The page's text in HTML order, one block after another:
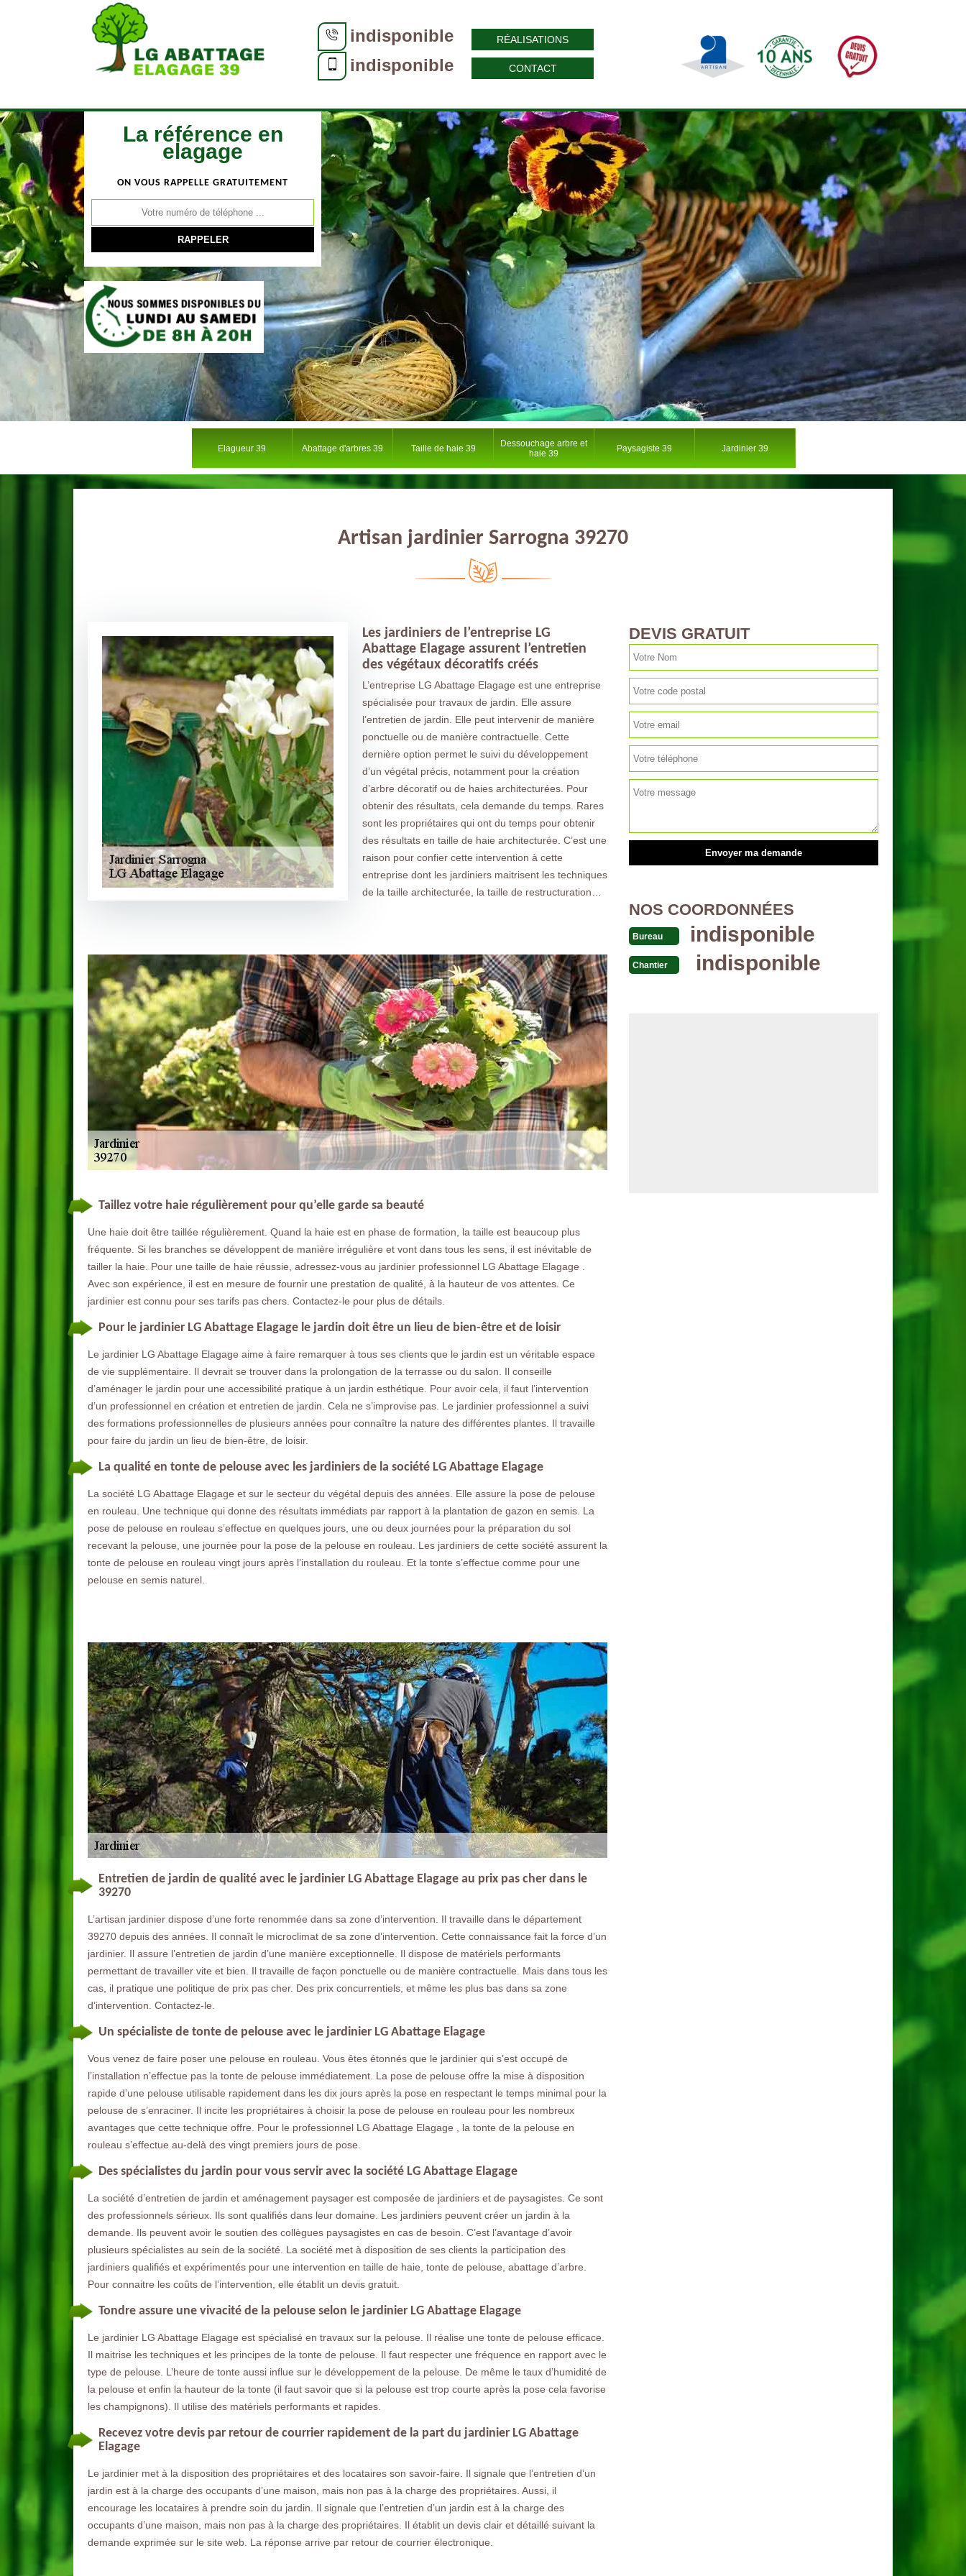
indisponible
indisponible
RÉALISATIONS
CONTACT
La référence en
elagage
ON VOUS RAPPELLE GRATUITEMENT
Elagueur 39 Abattage d'arbres 39 Taille de haie 39
Dessouchage arbre et
haie 39
Paysagiste 39 Jardinier 39
Artisan jardinier Sarrogna 39270
Les jardiniers de l’entreprise LG
Abattage Elagage assurent l’entretien
des végétaux décoratifs créés
L’entreprise LG Abattage Elagage est une entreprise
spécialisée pour travaux de jardin. Elle assure
l’entretien de jardin. Elle peut intervenir de manière
ponctuelle ou de manière contractuelle. Cette
dernière option permet le suivi du développement
d’un végétal précis, notamment pour la création
d’arbre décoratif ou de haies architecturées. Pour
obtenir des résultats, cela demande du temps. Rares
sont les propriétaires qui ont du temps pour obtenir
des résultats en taille de haie architecturée. C’est une
raison pour confier cette intervention à cette
entreprise dont les jardiniers maitrisent les techniques
de la taille architecturée, la taille de restructuration…
Taillez votre haie régulièrement pour qu’elle garde sa beauté
Une haie doit être taillée régulièrement. Quand la haie est en phase de formation, la taille est beaucoup plus
fréquente. Si les branches se développent de manière irrégulière et vont dans tous les sens, il est inévitable de
tailler la haie. Pour une taille de haie réussie, adressez-vous au jardinier professionnel LG Abattage Elagage .
Avec son expérience, il est en mesure de fournir une prestation de qualité, à la hauteur de vos attentes. Ce
jardinier est connu pour ses tarifs pas chers. Contactez-le pour plus de détails.
Pour le jardinier LG Abattage Elagage le jardin doit être un lieu de bien-être et de loisir
Le jardinier LG Abattage Elagage aime à faire remarquer à tous ses clients que le jardin est un véritable espace
de vie supplémentaire. Il devrait se trouver dans la prolongation de la terrasse ou du salon. Il conseille
d’aménager le jardin pour une accessibilité pratique à un jardin esthétique. Pour avoir cela, il faut l’intervention
d’un professionnel en création et entretien de jardin. Cela ne s’improvise pas. Le jardinier professionnel a suivi
des formations professionnelles de plusieurs années pour connaître la nature des différentes plantes. Il travaille
pour faire du jardin un lieu de bien-être, de loisir.
La qualité en tonte de pelouse avec les jardiniers de la société LG Abattage Elagage
La société LG Abattage Elagage et sur le secteur du végétal depuis des années. Elle assure la pose de pelouse
en rouleau. Une technique qui donne des résultats immédiats par rapport à la plantation de gazon en semis. La
pose de pelouse en rouleau s’effectue en quelques jours, une ou deux journées pour la préparation du sol
recevant la pelouse, une journée pour la pose de la pelouse en rouleau. Les jardiniers de cette société assurent la
tonte de pelouse en rouleau vingt jours après l’installation du rouleau. Et la tonte s’effectue comme pour une
pelouse en semis naturel.
Entretien de jardin de qualité avec le jardinier LG Abattage Elagage au prix pas cher dans le
39270
L’artisan jardinier dispose d’une forte renommée dans sa zone d’intervention. Il travaille dans le département
39270 depuis des années. Il connaît le microclimat de sa zone d’intervention. Cette connaissance fait la force d’un
jardinier. Il assure l’entretien de jardin d’une manière exceptionnelle. Il dispose de matériels performants
permettant de travailler vite et bien. Il travaille de façon ponctuelle ou de manière contractuelle. Mais dans tous les
cas, il pratique une politique de prix pas cher. Des prix concurrentiels, et même les plus bas dans sa zone
d’intervention. Contactez-le.
Un spécialiste de tonte de pelouse avec le jardinier LG Abattage Elagage
Vous venez de faire poser une pelouse en rouleau. Vous êtes étonnés que le jardinier qui s’est occupé de
l’installation n’effectue pas la tonte de pelouse immédiatement. La pose de pelouse offre la mise à disposition
rapide d’une pelouse utilisable rapidement dans les dix jours après la pose en respectant le temps minimal pour la
pelouse de s’enraciner. Il incite les propriétaires à choisir la pose de pelouse en rouleau pour les nombreux
avantages que cette technique offre. Pour le professionnel LG Abattage Elagage , la tonte de la pelouse en
rouleau s’effectue au-delà des vingt premiers jours de pose.
Des spécialistes du jardin pour vous servir avec la société LG Abattage Elagage
La société d’entretien de jardin et aménagement paysager est composée de jardiniers et de paysagistes. Ce sont
des professionnels sérieux. Ils sont qualifiés dans leur domaine. Les jardiniers peuvent créer un jardin à la
demande. Ils peuvent avoir le soutien des collègues paysagistes en cas de besoin. C’est l’avantage d’avoir
plusieurs spécialistes au sein de la société. La société met à disposition de ses clients la participation des
jardiniers qualifiés et expérimentés pour une intervention en taille de haie, tonte de pelouse, abattage d’arbre.
Pour connaitre les coûts de l’intervention, elle établit un devis gratuit.
Tondre assure une vivacité de la pelouse selon le jardinier LG Abattage Elagage
Le jardinier LG Abattage Elagage est spécialisé en travaux sur la pelouse. Il réalise une tonte de pelouse efficace.
Il maitrise les techniques et les principes de la tonte de pelouse. Il faut respecter une fréquence en rapport avec le
type de pelouse. L’heure de tonte aussi influe sur le développement de la pelouse. De même le taux d’humidité de
la pelouse et enfin la hauteur de la tonte (il faut savoir que si la pelouse est trop courte après la pose cela favorise
les champignons). Il utilise des matériels performants et rapides.
Recevez votre devis par retour de courrier rapidement de la part du jardinier LG Abattage
Elagage
Le jardinier met à la disposition des propriétaires et des locataires son savoir-faire. Il signale que l’entretien d’un
jardin est à la charge des occupants d’une maison, mais non pas à la charge des propriétaires. Aussi, il
encourage les locataires à prendre soin du jardin. Il signale que l’entretien d’un jardin est à la charge des
occupants d’une maison, mais non pas à la charge des propriétaires. Il établit un devis clair et détaillé suivant la
demande exprimée sur le site web. La réponse arrive par retour de courrier électronique.
DEVIS GRATUIT
NOS COORDONNÉES
Bureau indisponible
Chantier indisponible